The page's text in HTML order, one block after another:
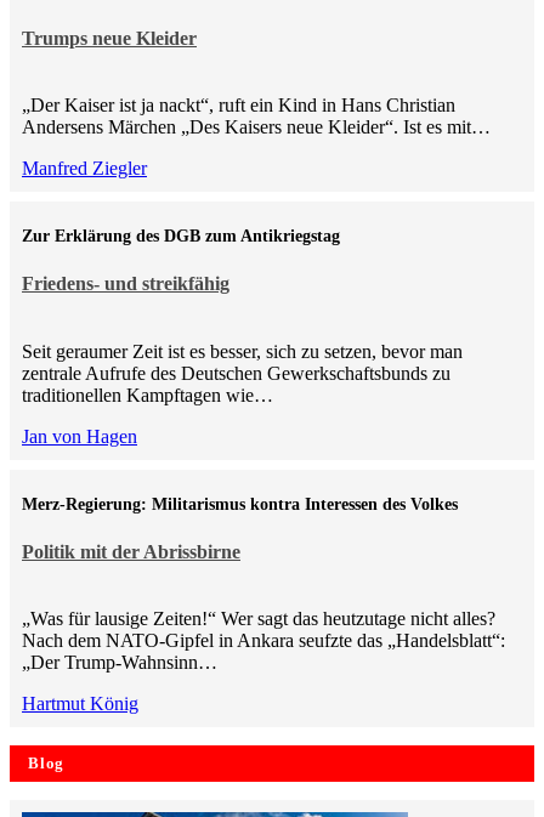
Trumps neue Kleider
„Der Kaiser ist ja nackt“, ruft ein Kind in Hans Christian
Andersens Märchen „Des Kaisers neue Kleider“. Ist es mit…
Manfred Ziegler
Friedens- und streikfähig
Zur Erklärung des DGB zum Antikriegstag
Seit geraumer Zeit ist es besser, sich zu setzen, bevor man
zentrale Aufrufe des Deutschen Gewerkschaftsbunds zu
traditionellen Kampftagen wie…
Jan von Hagen
Politik mit der Abrissbirne
Merz-Regierung: Militarismus kontra Inte­ressen des Volkes
„Was für lausige Zeiten!“ Wer sagt das heutzutage nicht alles?
Nach dem NATO-Gipfel in Ankara seufzte das „Handelsblatt“:
„Der Trump-Wahnsinn…
Hartmut König
Blog